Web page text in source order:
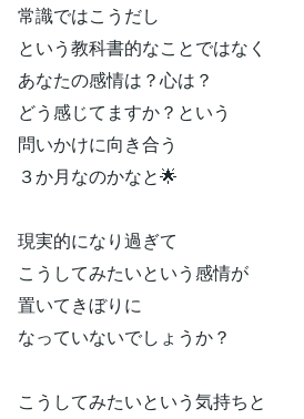
常識ではこうだし
という教科書的なことではなく
あなたの感情は？心は？
どう感じてますか？という
問いかけに向き合う
３か月なのかなと🌟
現実的になり過ぎて
こうしてみたいという感情が
置いてきぼりに
なっていないでしょうか？
こうしてみたいという気持ちと